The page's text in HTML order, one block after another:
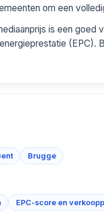
om een
is een goed
(EPC).
Brugge
EPC-score en